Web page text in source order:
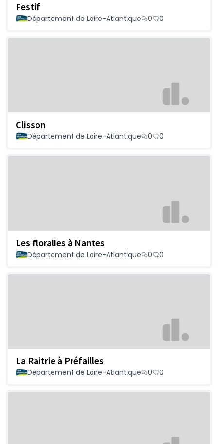
Festif
Département de Loire-Atlantique 0 0
Clisson
Département de Loire-Atlantique 0 0
Les floralies à Nantes
Département de Loire-Atlantique 0 0
La Raitrie à Préfailles
Département de Loire-Atlantique 0 0